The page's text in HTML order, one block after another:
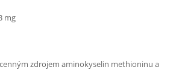
mg
zdrojem aminokyselin methioninu a